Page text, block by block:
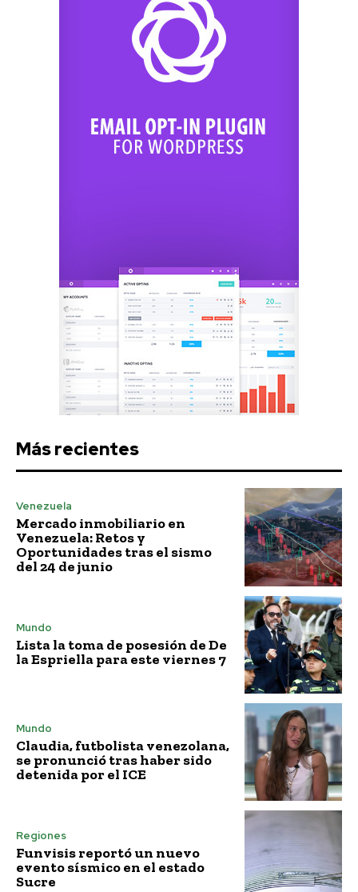
Más recientes
Venezuela
Mercado inmobiliario en
Venezuela: Retos y
Oportunidades tras el sismo
del 24 de junio
Mundo
Lista la toma de posesión de De
la Espriella para este viernes 7
Mundo
Claudia, futbolista venezolana,
se pronunció tras haber sido
detenida por el ICE
Regiones
Funvisis reportó un nuevo
evento sísmico en el estado
Sucre